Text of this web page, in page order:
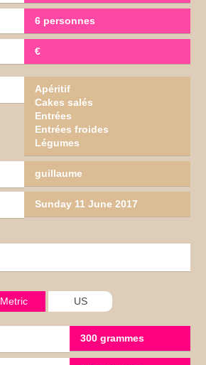
6 personnes
€
Apéritif
Cakes salés
Entrées
Entrées froides
Légumes
guillaume
Sunday 11 June 2017
Metric US
300 grammes